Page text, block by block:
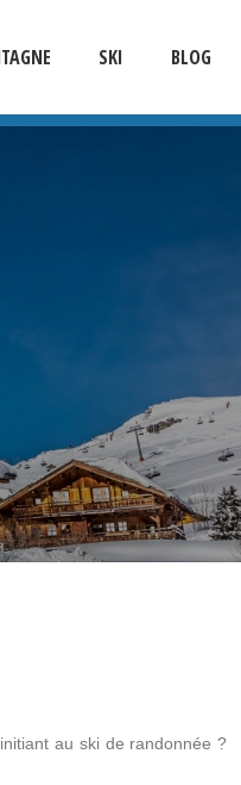
SKI BLOG
au ski de randonnée ?